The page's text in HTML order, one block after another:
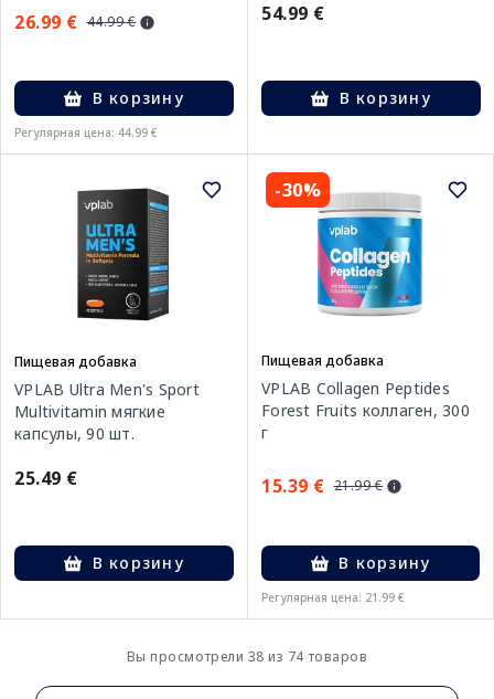
26.99 € 44.99 €
В корзину
Регулярная цена: 44.99 €
54.99 €
В корзину
Пищевая добавка
VPLAB Ultra Men's Sport
Multivitamin мягкие
капсулы, 90 шт.
25.49 €
В корзину
-30%
Пищевая добавка
VPLAB Collagen Peptides
Forest Fruits коллаген, 300
г
15.39 € 21.99 €
В корзину
Регулярная цена: 21.99 €
Вы просмотрели 38 из 74 товаров